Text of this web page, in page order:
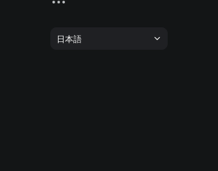
日本語